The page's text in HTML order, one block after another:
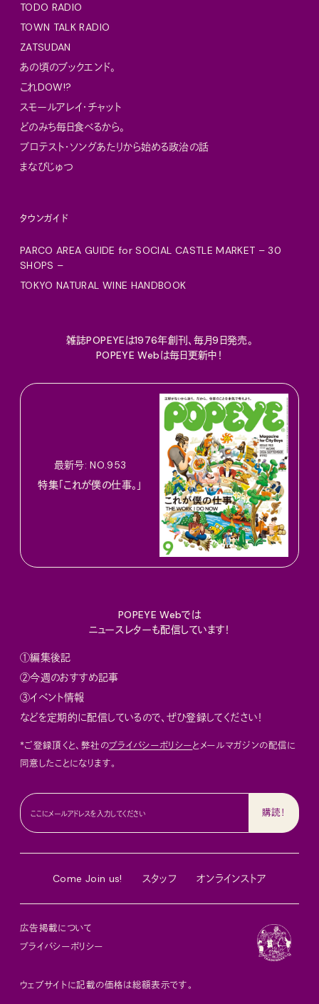
TODO RADIO
TOWN TALK RADIO
ZATSUDAN
あの頃のブックエンド。
これDOW!?
スモールアレイ・チャット
どのみち毎日食べるから。
プロテスト・ソングあたりから始める政治の話
まなびじゅつ
タウンガイド
PARCO AREA GUIDE for SOCIAL CASTLE MARKET – 30
SHOPS –
TOKYO NATURAL WINE HANDBOOK
雑誌POPEYEは1976年創刊、毎月9日発売。
POPEYE Webは毎日更新中！
最新号: NO.953
特集「これが僕の仕事。」
POPEYE Webでは
ニュースレターも配信しています！
①編集後記
②今週のおすすめ記事
③イベント情報
などを定期的に配信しているので、ぜひ登録してください！
*ご登録頂くと、弊社のプライバシーポリシーとメールマガジンの配信に
同意したことになります。
Come Join us! スタッフ オンラインストア
広告掲載について
プライバシーポリシー
ウェブサイトに記載の価格は総額表示です。